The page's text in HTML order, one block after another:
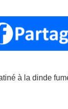
à la dinde